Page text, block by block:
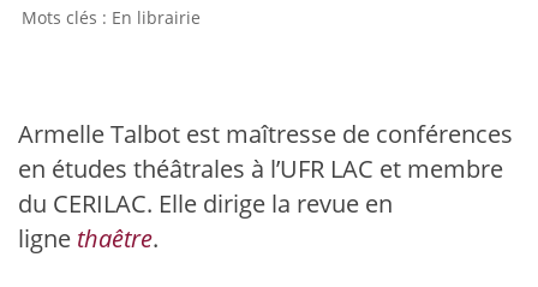
En librairie
Armelle Talbot est maîtresse de conférences
en études théâtrales à l’UFR LAC et membre
du CERILAC. Elle dirige la revue en
ligne thaêtre.